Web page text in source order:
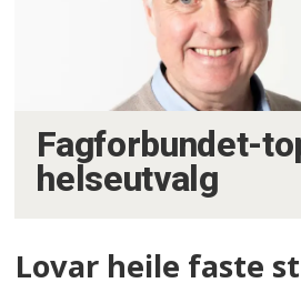
Fagforbundet-
helseutvalg
Lovar heile faste